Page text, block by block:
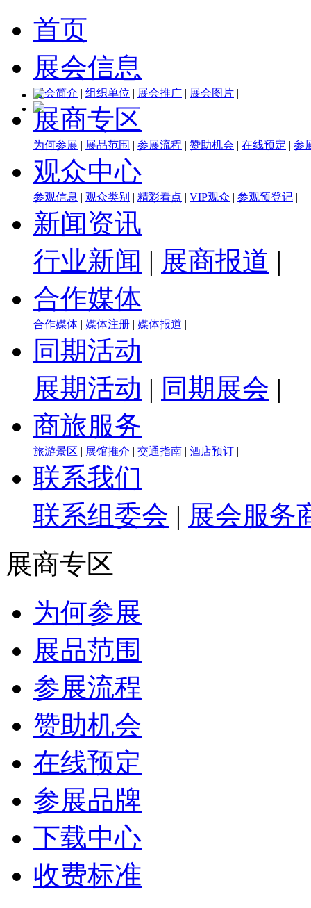
首页
展会信息
展会简介 | 组织单位 | 展会推广 | 展会图片 |
展商专区
为何参展 | 展品范围 | 参展流程 | 赞助机会 | 在线预定 | 参
观众中心
参观信息 | 观众类别 | 精彩看点 | VIP观众 | 参观预登记 |
新闻资讯
行业新闻 | 展商报道 |
合作媒体
合作媒体 | 媒体注册 | 媒体报道 |
同期活动
展期活动 | 同期展会 |
商旅服务
旅游景区 | 展馆推介 | 交通指南 | 酒店预订 |
联系我们
联系组委会 | 展会服务
展商专区
为何参展
展品范围
参展流程
赞助机会
在线预定
参展品牌
下载中心
收费标准